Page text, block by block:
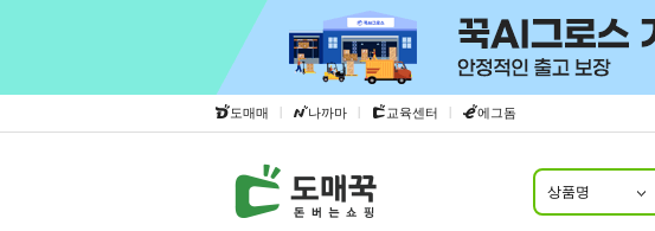
도매매 | 나까마 | 교육센터 | 에그돔
상품명